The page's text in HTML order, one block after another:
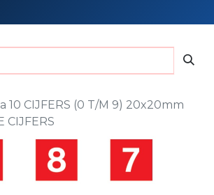
10 CIJFERS (0 T/M 9) 20x20mm
CIJFERS